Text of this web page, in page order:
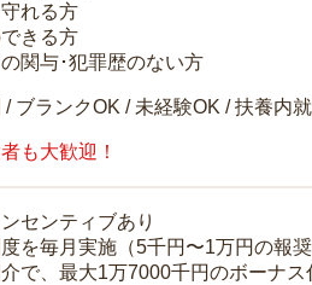
れる方
きる方
関与･犯罪歴のない方
/ ブランクOK / 未経験OK / 扶養内
も大歓迎！
センティブあり
度を毎月実施（5千円〜1万円の報奨
介で、最大1万7000千円のボーナス